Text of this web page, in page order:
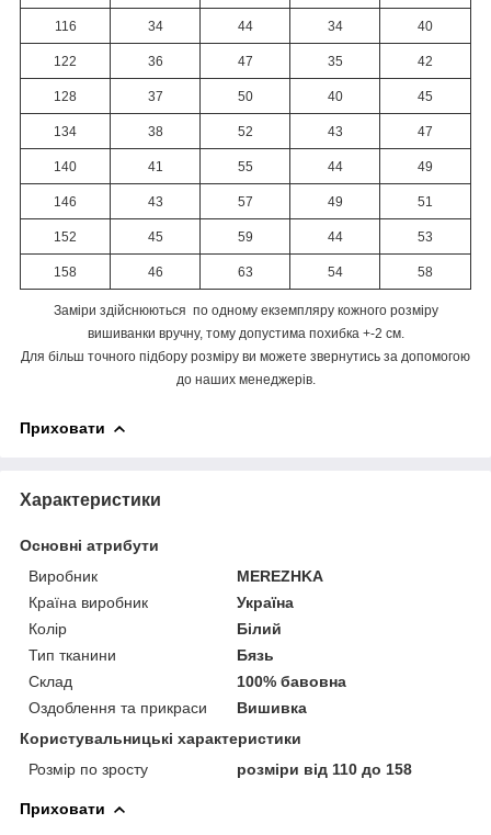
116 34 44 34 40
122 36 47 35 42
128 37 50 40 45
134 38 52 43 47
140 41 55 44 49
146 43 57 49 51
152 45 59 44 53
158 46 63 54 58
Заміри здійснюються по одному екземпляру кожного розміру
вишиванки вручну, тому допустима похибка +-2 см.
Для більш точного підбору розміру ви можете звернутись за допомогою
до наших менеджерів.
Приховати
Характеристики
Основні атрибути
Виробник
MEREZHKA
Країна виробник
Україна
Колір
Білий
Тип тканини
Бязь
Склад
100% бавовна
Оздоблення та прикраси
Вишивка
Користувальницькі характеристики
Розмір по зросту
розміри від 110 до 158
Приховати